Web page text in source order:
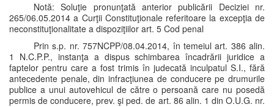
Notă: Soluţie pronunţată anterior publicării Deciziei nr.
265/06.05.2014 a Curţii Constituţionale referitoare la excepţia de
neconstituţionalitate a dispoziţiilor art. 5 Cod penal
Prin s.p. nr. 757NCPP/08.04.2014, în temeiul art. 386 alin.
1 N.C.P.P., instanţa a dispus schimbarea încadrării juridice a
faptelor pentru care a fost trimis în judecată inculpatul S.I., fără
antecedente penale, din infracţiunea de conducere pe drumurile
publice a unui autovehicul de către o persoană care nu posedă
permis de conducere, prev. şi ped. de art. 86 alin. 1 din O.U.G. nr.